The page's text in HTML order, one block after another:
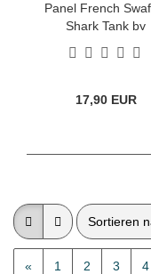
Panel French
Shark Tank by
17,90 EUR
Sortieren
Sortieren
« 1 2 3 4